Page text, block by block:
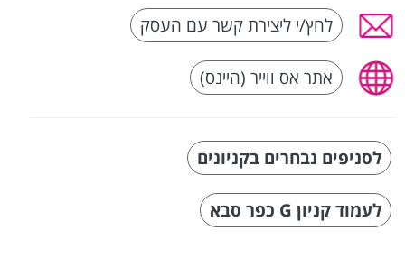
לחץ/י ליצירת קשר עם העסק
אתר אס ווייר (היינס)
לסניפים נבחרים בקניונים
לעמוד קניון G כפר סבא